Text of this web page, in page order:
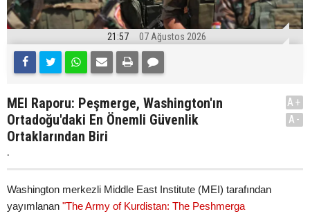
21:57 07 Ağustos 2026
MEI Raporu: Peşmerge, Washington'ın
Ortadoğu'daki En Önemli Güvenlik
Ortaklarından Biri
.
A+
A-
Washington merkezli Middle East Institute (MEI) tarafından
yayımlanan "The Army of Kurdistan: The Peshmerga